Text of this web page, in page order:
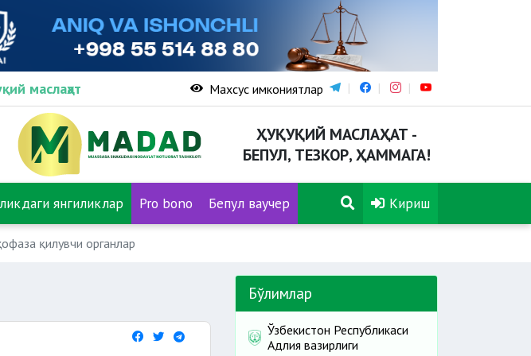
маслаҳат Махсус имкониятлар
ҲУҚУҚИЙ МАСЛАҲАТ -
БЕПУЛ, ТЕЗКОР, ҲАММАГА!
янгиликлар Pro bono Бепул ваучер Кириш
қилувчи органлар
Бўлимлар
Ўзбекистон Республикаси
Адлия вазирлиги